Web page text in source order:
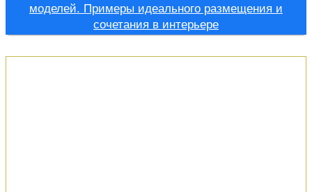
моделей. Примеры идеального размещения и
сочетания в интерьере